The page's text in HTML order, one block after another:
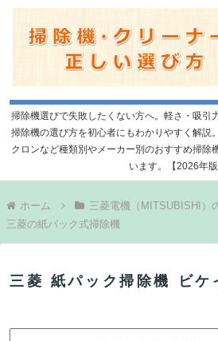
掃除機選びで失敗したくない方へ。軽さ・吸引
掃除機の選び方を初心者にもわかりやすく解説
クロンなど種類別やメーカー別のおすすめ掃除
います。【2026年版
ホーム
三菱電機（MITSUBISHI）
三菱の紙パック式掃除機
三菱 紙パック掃除機 ビ